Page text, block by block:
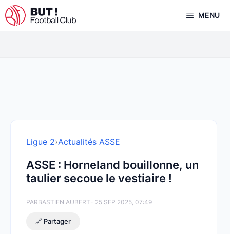
Aller
au
MENU
Ligue 2›Actualités ASSE
ASSE : Horneland bouillonne, un
taulier secoue le vestiaire !
PARBASTIEN AUBERT- 25 SEP 2025, 07:49
🔗 Partager